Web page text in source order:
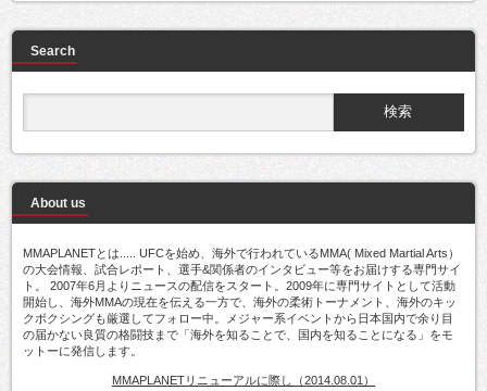
Search
About us
MMAPLANETとは..... UFCを始め、海外で行われているMMA( Mixed Martial Arts）
の大会情報、試合レポート、選手&関係者のインタビュー等をお届けする専門サイ
ト。 2007年6月よりニュースの配信をスタート。2009年に専門サイトとして活動
開始し、海外MMAの現在を伝える一方で、海外の柔術トーナメント、海外のキッ
クボクシングも厳選してフォロー中。メジャー系イベントから日本国内で余り目
の届かない良質の格闘技まで「海外を知ることで、国内を知ることになる」をモ
ットーに発信します。
MMAPLANETリニューアルに際し（2014.08.01）